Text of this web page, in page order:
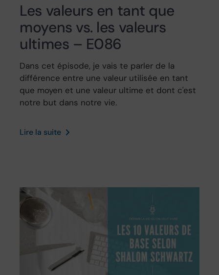
Les valeurs en tant que
moyens vs. les valeurs
ultimes – E086
Dans cet épisode, je vais te parler de la
différence entre une valeur utilisée en tant
que moyen et une valeur ultime et dont c'est
notre but dans notre vie.
Lire la suite